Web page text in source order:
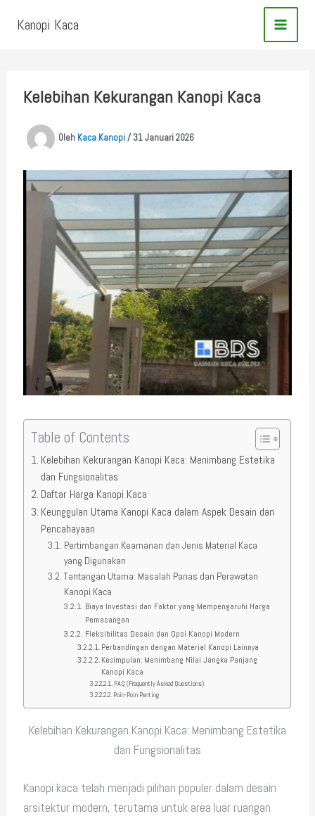
Kanopi Kaca
Kelebihan Kekurangan Kanopi Kaca
Oleh Kaca Kanopi/31 Januari 2026
Table of Contents
Kelebihan Kekurangan Kanopi Kaca: Menimbang Estetika
dan Fungsionalitas
Daftar Harga Kanopi Kaca
Keunggulan Utama Kanopi Kaca dalam Aspek Desain dan
Pencahayaan
Pertimbangan Keamanan dan Jenis Material Kaca
yang Digunakan
Tantangan Utama: Masalah Panas dan Perawatan
Kanopi Kaca
Biaya Investasi dan Faktor yang Mempengaruhi Harga
Pemasangan
Fleksibilitas Desain dan Opsi Kanopi Modern
Perbandingan dengan Material Kanopi Lainnya
Kesimpulan: Menimbang Nilai Jangka Panjang
Kanopi Kaca
FAQ (Frequently Asked Questions)
Poin-Poin Penting
Kelebihan Kekurangan Kanopi Kaca: Menimbang Estetika
dan Fungsionalitas
Kanopi kaca telah menjadi pilihan populer dalam desain
arsitektur modern, terutama untuk area luar ruangan